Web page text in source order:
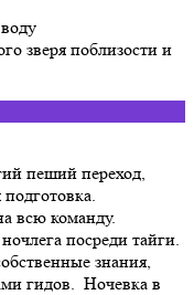
зверя поблизости и
пеший переход,
всю команду.
посреди тайги.
знания,
гидов. Ночевка в